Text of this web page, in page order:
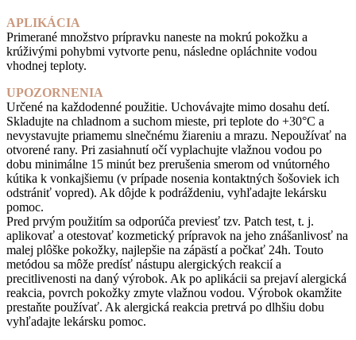
APLIKÁCIA
Primerané množstvo prípravku naneste na mokrú pokožku a
krúživými pohybmi vytvorte penu, následne opláchnite vodou
vhodnej teploty.
UPOZORNENIA
Určené na každodenné použitie. Uchovávajte mimo dosahu detí.
Skladujte na chladnom a suchom mieste, pri teplote do +30°C a
nevystavujte priamemu slnečnému žiareniu a mrazu. Nepoužívať na
otvorené rany. Pri zasiahnutí očí vyplachujte vlažnou vodou po
dobu minimálne 15 minút bez prerušenia smerom od vnútorného
kútika k vonkajšiemu (v prípade nosenia kontaktných šošoviek ich
odstrániť vopred). Ak dôjde k podráždeniu, vyhľadajte lekársku
pomoc.
Pred prvým použitím sa odporúča previesť tzv. Patch test, t. j.
aplikovať a otestovať kozmetický prípravok na jeho znášanlivosť na
malej plôške pokožky, najlepšie na zápästí a počkať 24h. Touto
metódou sa môže predísť nástupu alergických reakcií a
precitlivenosti na daný výrobok. Ak po aplikácii sa prejaví alergická
reakcia, povrch pokožky zmyte vlažnou vodou. Výrobok okamžite
prestaňte používať. Ak alergická reakcia pretrvá po dlhšiu dobu
vyhľadajte lekársku pomoc.